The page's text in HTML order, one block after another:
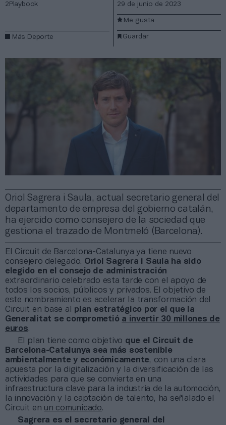
Oriol Sagrera i Saula, actual secretario general del
departamento de empresa del gobierno catalán,
ha ejercido como consejero de la sociedad que
gestiona el trazado de Montmeló (Barcelona).
2Playbook
Más Deporte
29 de junio de 2023
Guardar
Me gusta
El Circuit de Barcelona-Catalunya ya tiene nuevo
consejero delegado. Oriol Sagrera i Saula ha sido
elegido en el consejo de administración
extraordinario celebrado esta tarde con el apoyo de
todos los socios, públicos y privados. El objetivo de
este nombramiento es acelerar la transformación del
Circuit en base al plan estratégico por el que la
Generalitat se comprometió a invertir 30 millones de
euros.
El plan tiene como objetivo que el Circuit de
Barcelona-Catalunya sea más sostenible
ambientalmente y económicamente, con una clara
apuesta por la digitalización y la diversificación de las
actividades para que se convierta en una
infraestructura clave para la industria de la automoción,
la innovación y la captación de talento, ha señalado el
Circuit en un comunicado.
Sagrera es el secretario general del